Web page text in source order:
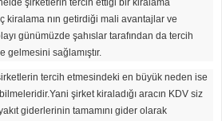
şirketlerin tercih ettiği bir kiralama
kiralama nın getirdiği mali avantajlar ve
günümüzde şahıslar tarafından da tercih
sağlamıştır.
tercih etmesindeki en büyük neden ise
şirket kiraladığı aracın KDV siz
giderlerinin tamamını gider olarak